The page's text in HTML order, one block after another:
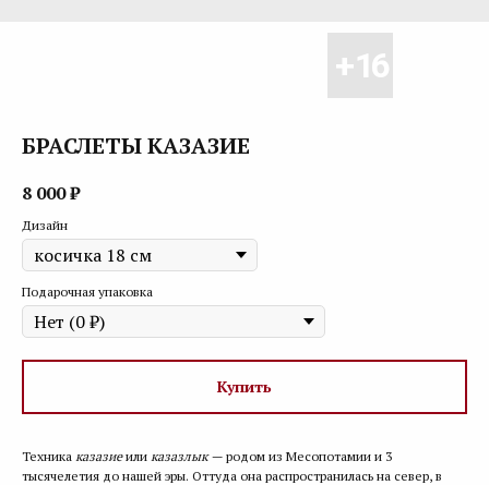
БРАСЛЕТЫ КАЗАЗИЕ
8 000₽
Дизайн
Подарочная упаковка
Купить
Техника казазиеили казазлык — родом из Месопотамии и 3
тысячелетия до нашей эры. Оттуда она распространилась на север, в